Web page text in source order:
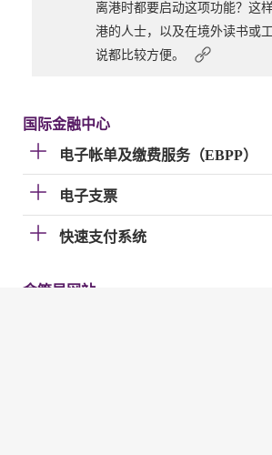
离港时都要启动这项功能？这
港的人士，以及在境外读书或
说都比较方便。
国际金融中心
电子帐单及缴费服务（EBPP）
电子支票
快速支付系统
金管局网站